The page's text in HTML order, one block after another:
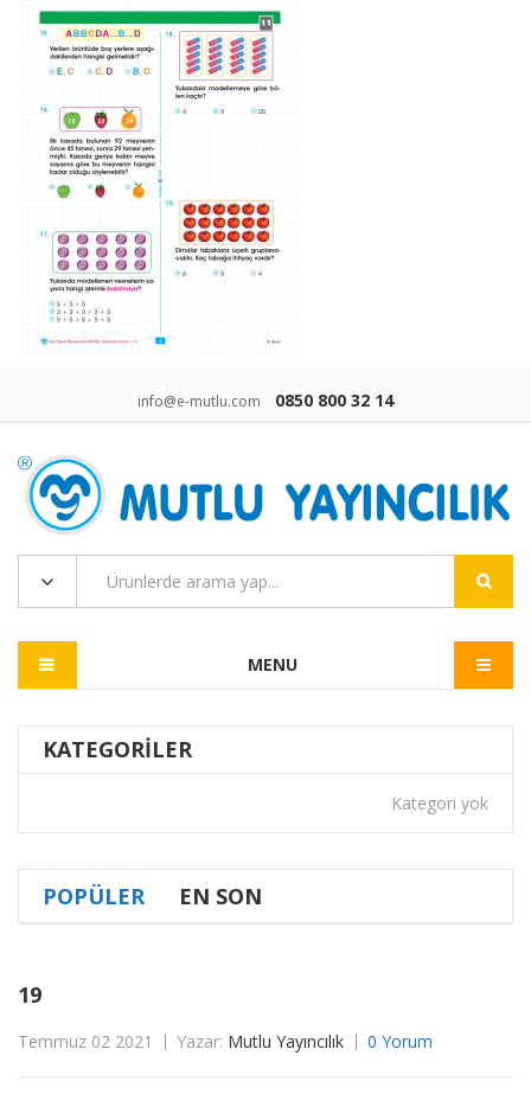
info@e-mutlu.com 0850 800 32 14
MENU
KATEGORILER
Kategori yok
POPÜLER EN SON
19
Temmuz 02 2021 Yazar: Mutlu Yayıncılık 0 Yorum